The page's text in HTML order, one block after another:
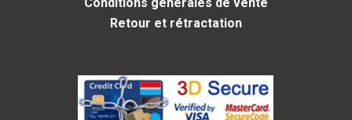
Retour et rétractation